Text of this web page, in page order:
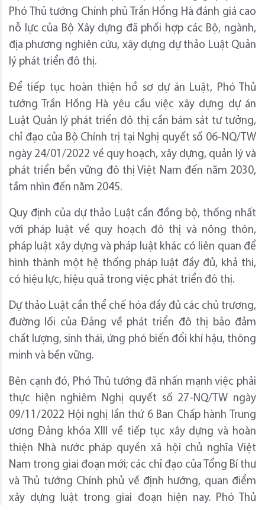
Phó Thủ tướng Chính phủ Trần Hồng Hà đánh giá cao
nỗ lực của Bộ Xây dựng đã phối hợp các Bộ, ngành,
địa phương nghiên cứu, xây dựng dự thảo Luật Quản
lý phát triển đô thị.
Để tiếp tục hoàn thiện hồ sơ dự án Luật, Phó Thủ
tướng Trần Hồng Hà yêu cầu việc xây dựng dự án
Luật Quản lý phát triển đô thị cần bám sát tư tưởng,
chỉ đạo của Bộ Chính trị tại Nghị quyết số 06-NQ/TW
ngày 24/01/2022 về quy hoạch, xây dựng, quản lý và
phát triển bền vững đô thị Việt Nam đến năm 2030,
tầm nhìn đến năm 2045.
Quy định của dự thảo Luật cần đồng bộ, thống nhất
với pháp luật về quy hoạch đô thị và nông thôn,
pháp luật xây dựng và pháp luật khác có liên quan để
hình thành một hệ thống pháp luật đầy đủ, khả thi,
có hiệu lực, hiệu quả trong việc phát triển đô thị.
Dự thảo Luật cần thể chế hóa đầy đủ các chủ trương,
đường lối của Đảng về phát triển đô thị bảo đảm
chất lượng, sinh thái, ứng phó biến đổi khí hậu, thông
minh và bền vững.
Bên cạnh đó, Phó Thủ tướng đã nhấn mạnh việc phải
thực hiện nghiêm Nghị quyết số 27-NQ/TW ngày
09/11/2022 Hội nghị lần thứ 6 Ban Chấp hành Trung
ương Đảng khóa XIII về tiếp tục xây dựng và hoàn
thiện Nhà nước pháp quyền xã hội chủ nghĩa Việt
Nam trong giai đoạn mới; các chỉ đạo của Tổng Bí thư
và Thủ tướng Chính phủ về định hướng, quan điểm
xây dựng luật trong giai đoạn hiện nay. Phó Thủ